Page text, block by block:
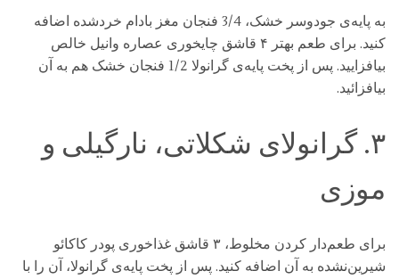
به پایه‌ی جودوسر خشک، 3/4 فنجان مغز بادام خردشده اضافه
کنید. برای طعم بهتر ۴ قاشق چایخوری عصاره وانیل خالص
بیافزایید. پس از پخت پایه‌ی گرانولا 1/2 فنجان خشک هم به آن
بیافزائید.
۳. گرانولای شکلاتی، نارگیلی و
موزی
برای طعم‌دار کردن مخلوط، ۳ قاشق غذاخوری پودر کاکائو
شیرین‌نشده به آن اضافه کنید. پس از پخت پایه‌ی گرانولا، آن را با